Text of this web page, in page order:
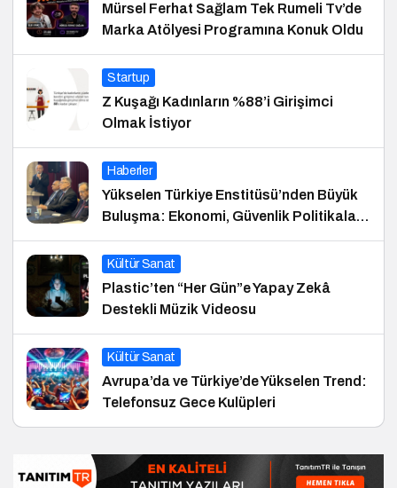
Mürsel Ferhat Sağlam Tek Rumeli Tv’de
Marka Atölyesi Programına Konuk Oldu
Startup
Z Kuşağı Kadınların %88’i Girişimci
Olmak İstiyor
Haberler
Yükselen Türkiye Enstitüsü’nden Büyük
Buluşma: Ekonomi, Güvenlik Politikaları
ve Hukuk Konferansı
Kültür Sanat
Plastic’ten “Her Gün”e Yapay Zekâ
Destekli Müzik Videosu
Kültür Sanat
Avrupa’da ve Türkiye’de Yükselen Trend:
Telefonsuz Gece Kulüpleri